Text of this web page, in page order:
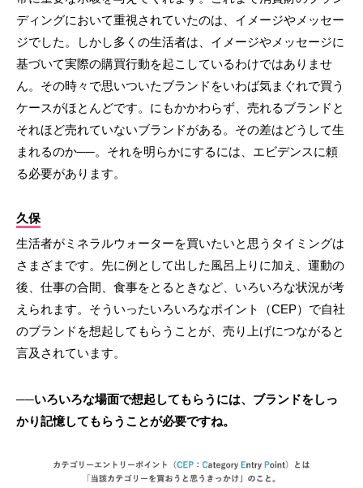
ディングにおいて重視されていたのは、イメージやメッセー
ジでした。しかし多くの生活者は、イメージやメッセージに
基づいて実際の購買行動を起こしているわけではありませ
ん。その時々で思いついたブランドをいわば気まぐれで買う
ケースがほとんどです。にもかかわらず、売れるブランドと
それほど売れていないブランドがある。その差はどうして生
まれるのか──。それを明らかにするには、エビデンスに頼
る必要があります。
久保
生活者がミネラルウォーターを買いたいと思うタイミングは
さまざまです。先に例として出した風呂上りに加え、運動の
後、仕事の合間、食事をとるときなど、いろいろな状況が考
えられます。そういったいろいろなポイント（CEP）で自社
のブランドを想起してもらうことが、売り上げにつながると
言及されています。
──いろいろな場面で想起してもらうには、ブランドをしっ
かり記憶してもらうことが必要ですね。